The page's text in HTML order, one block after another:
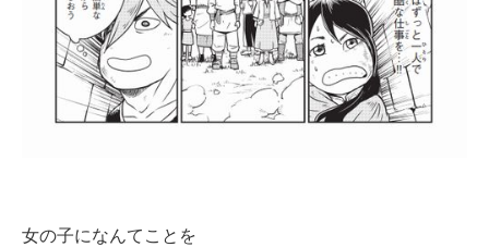
女の子になんてことを